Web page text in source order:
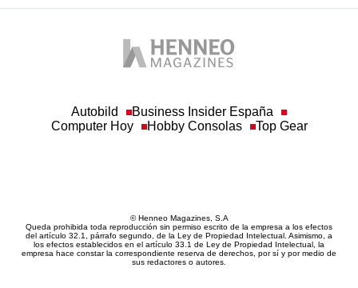
Business Insider España
sus redactores o autores.